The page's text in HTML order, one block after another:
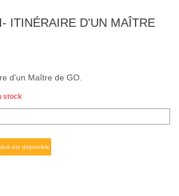
ITINÉRAIRE D'UN MAÎTRE
d'un Maître de GO.
stock
est disponible